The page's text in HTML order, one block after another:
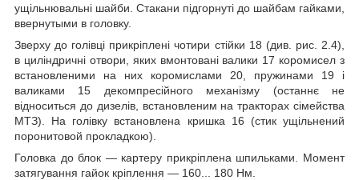
ущільнювальні шайби. Стакани підгорнуті до шайбам гайками,
ввернутыми в головку.
Зверху до голівці прикріплені чотири стійки 18 (див. рис. 2.4),
в циліндричні отвори, яких вмонтовані валики 17 коромисел з
встановленими на них коромислами 20, пружинами 19 і
валиками 15 декомпресійного механізму (останнє не
відноситься до дизелів, встановленим на тракторах сімейства
МТЗ). На голівку встановлена кришка 16 (стик ущільнений
поронитовой прокладкою).
Головка до блок ― картеру прикріплена шпильками. Момент
затягування гайок кріплення ― 160... 180 Нм.